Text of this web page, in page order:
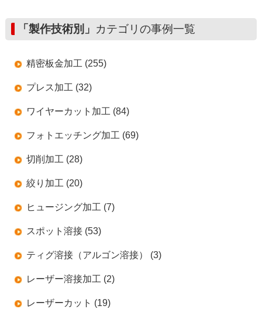
「製作技術別」 カテゴリの事例一覧
精密板金加工 (255)
プレス加工 (32)
ワイヤーカット加工 (84)
フォトエッチング加工 (69)
切削加工 (28)
絞り加工 (20)
ヒュージング加工 (7)
スポット溶接 (53)
ティグ溶接（アルゴン溶接） (3)
レーザー溶接加工 (2)
レーザーカット (19)